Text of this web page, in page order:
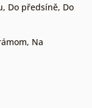
, Do předsíně, Do
, Na